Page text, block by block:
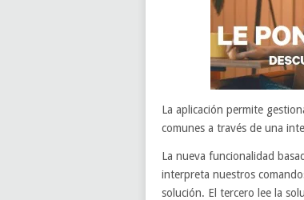
La aplicación permite
comunes a través de una
La nueva funcionalidad
interpreta nuestros
solución. El tercero lee la